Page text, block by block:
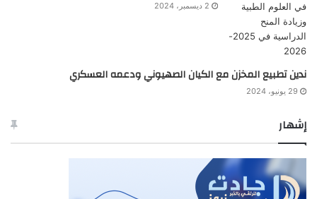
2 ديسمبر، 2024
ندين تطبيع المخزن مع الكيان الصهيوني ودعمه العسكري
29 يونيو، 2024
إشهار